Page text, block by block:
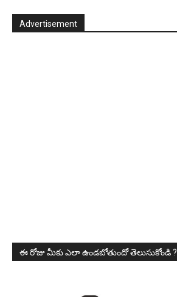
Advertisement
ఈ రోజు మీకు ఎలా ఉండబోతుందో తెలుసుకోండి ?